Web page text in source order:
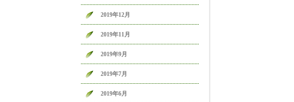
2019年12月
2019年11月
2019年9月
2019年7月
2019年6月